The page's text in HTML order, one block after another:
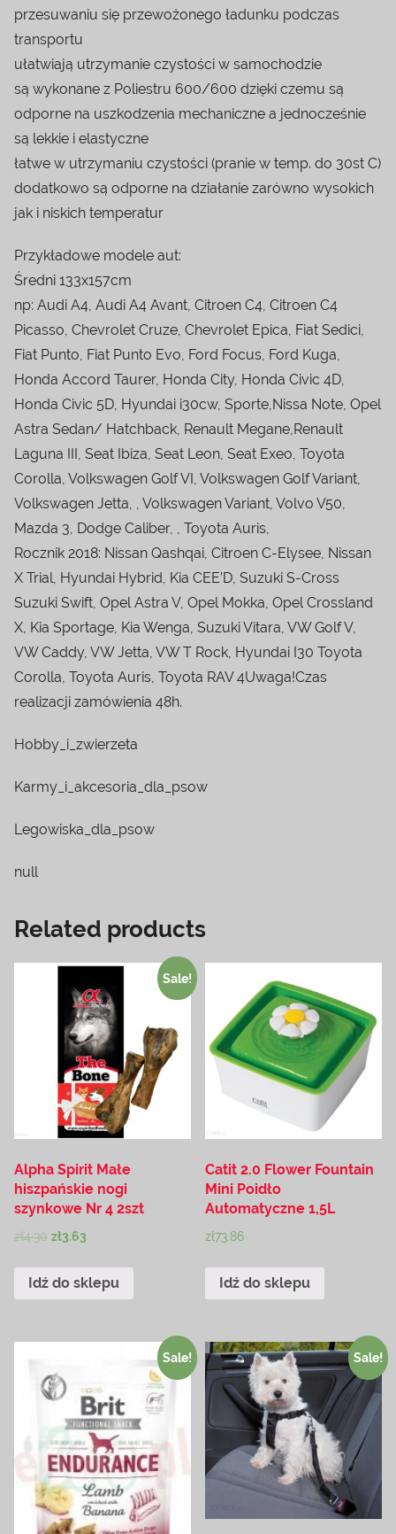
przesuwaniu się przewożonego ładunku podczas
transportu
ułatwiają utrzymanie czystości w samochodzie
są wykonane z Poliestru 600/600 dzięki czemu są
odporne na uszkodzenia mechaniczne a jednocześnie
są lekkie i elastyczne
łatwe w utrzymaniu czystości (pranie w temp. do 30st C)
dodatkowo są odporne na działanie zarówno wysokich
jak i niskich temperatur
Przykładowe modele aut:
Średni 133x157cm
np: Audi A4, Audi A4 Avant, Citroen C4, Citroen C4
Picasso, Chevrolet Cruze, Chevrolet Epica, Fiat Sedici,
Fiat Punto, Fiat Punto Evo, Ford Focus, Ford Kuga,
Honda Accord Taurer, Honda City, Honda Civic 4D,
Honda Civic 5D, Hyundai i30cw, Sporte,Nissa Note, Opel
Astra Sedan/ Hatchback, Renault Megane,Renault
Laguna III, Seat Ibiza, Seat Leon, Seat Exeo, Toyota
Corolla, Volkswagen Golf VI, Volkswagen Golf Variant,
Volkswagen Jetta, , Volkswagen Variant, Volvo V50,
Mazda 3, Dodge Caliber, , Toyota Auris,
Rocznik 2018: Nissan Qashqai, Citroen C-Elysee, Nissan
X Trial, Hyundai Hybrid, Kia CEE’D, Suzuki S-Cross
Suzuki Swift, Opel Astra V, Opel Mokka, Opel Crossland
X, Kia Sportage, Kia Wenga, Suzuki Vitara, VW Golf V,
VW Caddy, VW Jetta, VW T Rock, Hyundai I30 Toyota
Corolla, Toyota Auris, Toyota RAV 4Uwaga!Czas
realizacji zamówienia 48h.
Hobby_i_zwierzeta
Karmy_i_akcesoria_dla_psow
Legowiska_dla_psow
null
Related products
Sale!
Alpha Spirit Małe
hiszpańskie nogi
szynkowe Nr 4 2szt
zł4.30 zł3.63
Idź do sklepu
Catit 2.0 Flower Fountain
Mini Poidło
Automatyczne 1,5L
zł73.86
Idź do sklepu
Sale! Sale!